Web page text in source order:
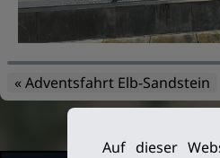
« Adventsfahrt Elb-Sandstein
Auf dieser